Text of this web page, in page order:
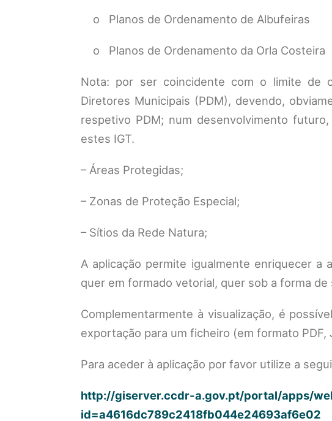
o Planos de Ordenamento de Albufeiras
o Planos de Ordenamento da Orla Costeira
Nota: por ser coincidente com o limite de
Diretores Municipais (PDM), devendo,
respetivo PDM; num desenvolvimento
estes IGT.
– Áreas Protegidas;
– Zonas de Proteção Especial;
– Sítios da Rede Natura;
A aplicação permite igualmente enriquecer a
quer em formado vetorial, quer sob a forma de
Complementarmente à visualização, é
exportação para um ficheiro (em formato
Para aceder à aplicação por favor utilize a
http://giserver.ccdr-a.gov.pt/portal/apps/
id=a4616dc789c2418fb044e24693af6e02